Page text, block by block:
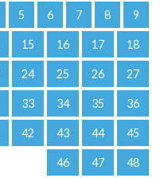
5 6 7 8 9
15 16 17 18
24 25 26 27
33 34 35 36
42 43 44 45
46 47 48